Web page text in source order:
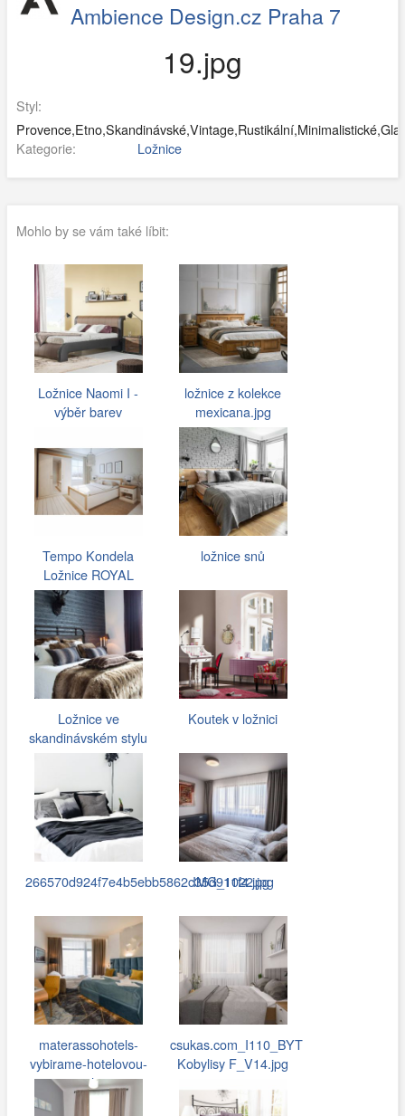
Ambience Design.cz Praha 7
19.jpg
Styl:
Kategorie:
Ložnice
Mohlo by se vám také líbit:
Ložnice Naomi I -
výběr barev
ložnice z kolekce
mexicana.jpg
Tempo Kondela
Ložnice ROYAL
ložnice snů
Ložnice ve
skandinávském stylu
Koutek v ložnici
266570d924f7e4b5ebb5862c35d911f4.jpg
IMG_1022.jpg
materassohotels-
vybirame-hotelovou-
postel-s…
csukas.com_I110_BYT
Kobylisy F_V14.jpg